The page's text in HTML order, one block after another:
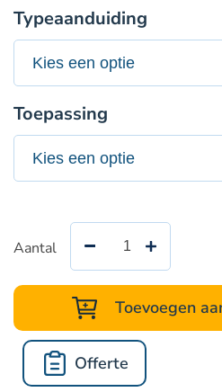
Typeaanduiding
Toepassing
Aantal
Alsident
afzuigkast
type
25-
106020
aantal
Toevoegen
Offerte